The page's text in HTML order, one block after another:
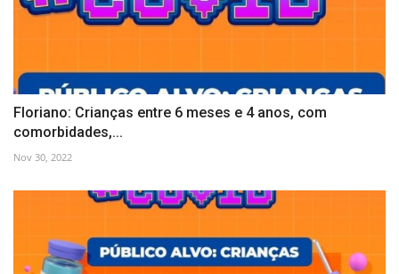
Floriano: Crianças entre 6 meses e 4 anos, com
comorbidades,...
Nov 30, 2022